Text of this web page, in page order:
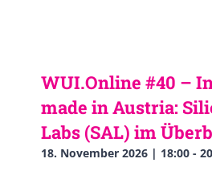
WUI.Online #40 –
made in Austria:
Labs (SAL) im
18. November 2026 | 18:00 -